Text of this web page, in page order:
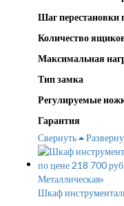
Шаг перестановки
Количество
Максимальная
Тип замка
Регулируемые
Гарантия
Свернуть
Шкаф